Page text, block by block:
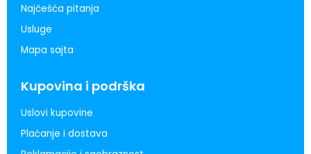
Najčešća pitanja
Usluge
Mapa sajta
Kupovina i podrška
Uslovi kupovine
Plaćanje i dostava